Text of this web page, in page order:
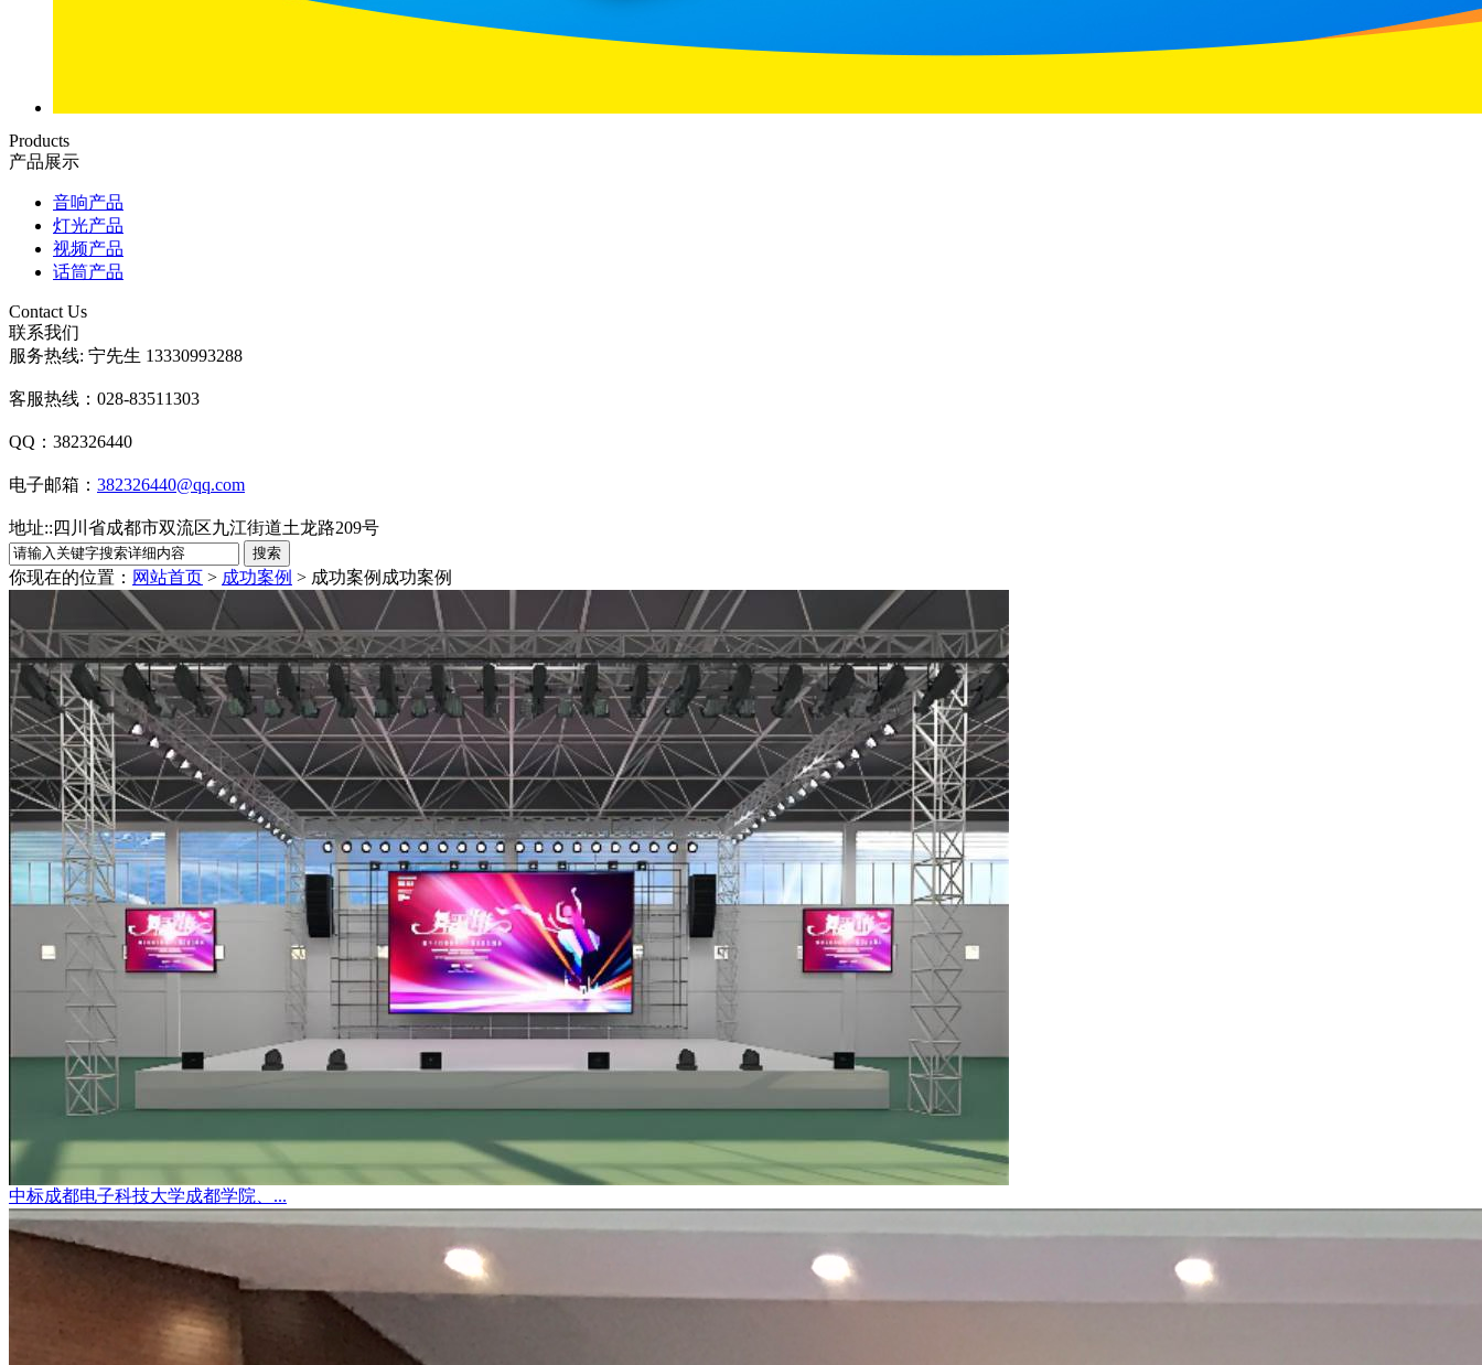
Products
产品展示
音响产品
灯光产品
视频产品
话筒产品
Contact Us
联系我们
服务热线: 宁先生 13330993288
客服热线：028-83511303
QQ：382326440
电子邮箱： 382326440@qq.com
地址:: 四川省成都市双流区九江街道土龙路209号
你现在的位置： 网站首页 > 成功案例 > 成功案例 成功案例
中标成都电子科技大学成都学院、...